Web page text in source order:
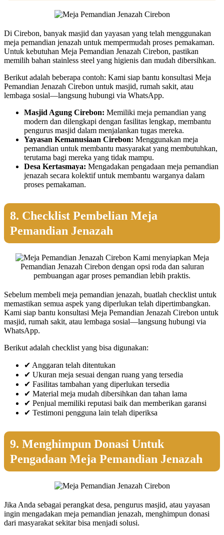
Di Cirebon, banyak masjid dan yayasan yang telah menggunakan
meja pemandian jenazah untuk mempermudah proses pemakaman.
Untuk kebutuhan Meja Pemandian Jenazah Cirebon, pastikan
memilih bahan stainless steel yang higienis dan mudah dibersihkan.
Berikut adalah beberapa contoh: Kami siap bantu konsultasi Meja
Pemandian Jenazah Cirebon untuk masjid, rumah sakit, atau
lembaga sosial—langsung hubungi via WhatsApp.
Masjid Agung Cirebon: Memiliki meja pemandian yang
modern dan dilengkapi dengan fasilitas lengkap, membantu
pengurus masjid dalam menjalankan tugas mereka.
Yayasan Kemanusiaan Cirebon: Menggunakan meja
pemandian untuk membantu masyarakat yang membutuhkan,
terutama bagi mereka yang tidak mampu.
Desa Kertasmaya: Mengadakan pengadaan meja pemandian
jenazah secara kolektif untuk membantu warganya dalam
proses pemakaman.
8. Checklist Pembelian Meja
Pemandian Jenazah
Kami menyiapkan Meja
Pemandian Jenazah Cirebon dengan opsi roda dan saluran
pembuangan agar proses pemandian lebih praktis.
Sebelum membeli meja pemandian jenazah, buatlah checklist untuk
memastikan semua aspek yang diperlukan telah dipertimbangkan.
Kami siap bantu konsultasi Meja Pemandian Jenazah Cirebon untuk
masjid, rumah sakit, atau lembaga sosial—langsung hubungi via
WhatsApp.
Berikut adalah checklist yang bisa digunakan:
✔ Anggaran telah ditentukan
✔ Ukuran meja sesuai dengan ruang yang tersedia
✔ Fasilitas tambahan yang diperlukan tersedia
✔ Material meja mudah dibersihkan dan tahan lama
✔ Penjual memiliki reputasi baik dan memberikan garansi
✔ Testimoni pengguna lain telah diperiksa
9. Menghimpun Donasi Untuk
Pengadaan Meja Pemandian Jenazah
Jika Anda sebagai perangkat desa, pengurus masjid, atau yayasan
ingin mengadakan meja pemandian jenazah, menghimpun donasi
dari masyarakat sekitar bisa menjadi solusi.